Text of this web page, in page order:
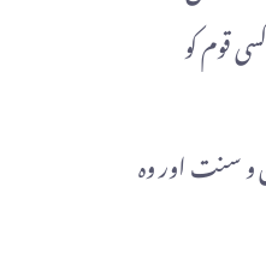
قوم کو
و سنت اور وہ